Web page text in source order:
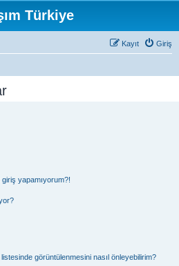
Türkiye
Giriş
Kayıt
yapamıyorum?!
listesinde görüntülenmesini nasıl önleyebilirim?